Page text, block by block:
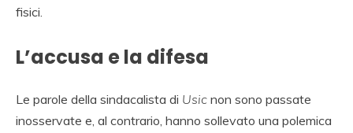
fisici.
L’accusa e la difesa
Le parole della sindacalista di Usic non sono passate
inosservate e, al contrario, hanno sollevato una polemica